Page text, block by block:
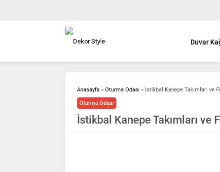
Duvar
Anasayfa » Oturma Odası » İstikbal Kanepe Takımları ve
Oturma Odası
İstikbal Kanepe Takımları ve